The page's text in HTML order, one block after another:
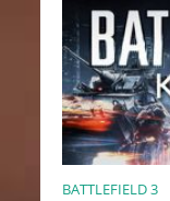
BATTLEFIELD 3